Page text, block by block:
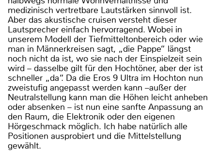
medizinisch vertretbare Lautstärken sinnvoll ist.
Aber das akustische cruisen versteht dieser
Lautsprecher einfach hervorragend. Wobei in
unserem Modell der Tiefmitteltonbereich oder wie
man in Männerkreisen sagt, „die Pappe“ längst
noch nicht da ist, wo sie nach der Einspielzeit sein
wird – dasselbe gilt für den Hochtöner, aber der ist
schneller „da“. Da die Eros 9 Ultra im Hochton nun
zweistufig angepasst werden kann –außer der
Neutralstellung kann man die Höhen leicht anheben
oder absenken – ist nun eine sanfte Anpassung an
den Raum, die Elektronik oder den eigenen
Hörgeschmack möglich. Ich habe natürlich alle
Positionen ausprobiert und die Mittelstellung
gewählt.